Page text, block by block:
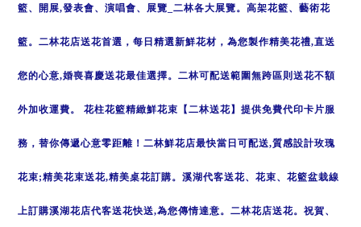
籃、開展,發表會、演唱會、展覽 _二林各大展覽。高架花籃、藝術花
籃。二林花店送花首選，每日精選新鮮花材，為您製作精美花禮,直送
您的心意,婚喪喜慶送花最佳選擇。二林可配送範圍無跨區則送花不額
外加收運費。 花柱花籃精緻鮮花束【二林送花】提供免費代印卡片服
務，替你傳遞心意零距離！二林鮮花店最快當日可配送,質感設計玫瑰
花束;精美花束送花,精美桌花訂購。溪湖代客送花、花束、花籃盆栽線
上訂購溪湖花店代客送花快送,為您傳情達意。二林花店送花。祝賀、